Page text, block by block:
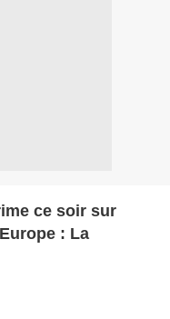
ce soir sur
: La